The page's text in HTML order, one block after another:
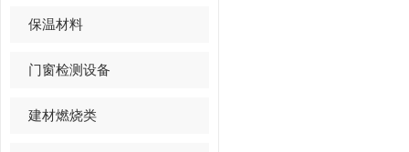
保温材料
门窗检测设备
建材燃烧类